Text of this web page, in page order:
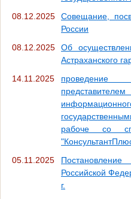
08.12.2025
Совещание,
России
08.12.2025
Об
Астраханского
14.11.2025
проведение
рабоче со
05.11.2025
Российской
г.